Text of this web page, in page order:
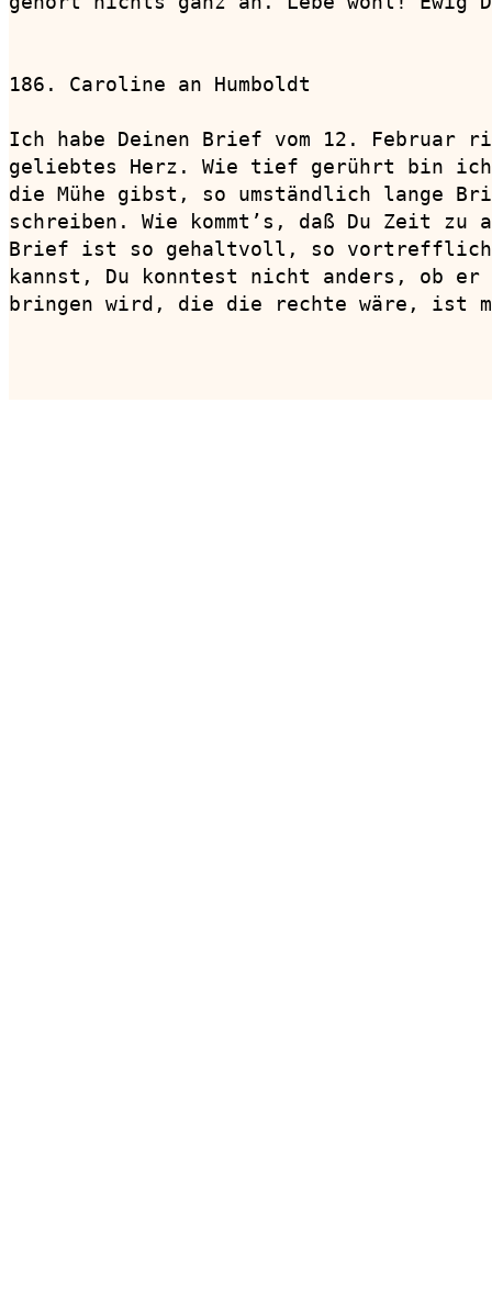
186. Caroline an Humboldt
Ich habe Deinen Brief vom 12. Februar
geliebtes Herz. Wie tief gerührt bin
die Mühe gibst, so umständlich lange
schreiben. Wie kommt’s, daß Du Zeit zu
Brief ist so gehaltvoll, so vortrefflich,
kannst, Du konntest nicht anders, ob er
bringen wird, die die rechte wäre, ist